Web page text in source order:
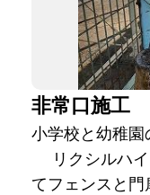
非常口施工
小学校と幼稚
リクシルハイ
てフェンスと門